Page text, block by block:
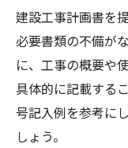
最新法規
法
建設業界
性
工事計画書
建設工事計画書を
必要書類の不備が
に、工事の概要や
具体的に記載する
号記入例を参考に
しょう。